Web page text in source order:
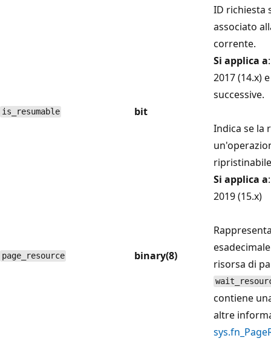
ID richiesta
associato
corrente.
is_resumable bit
Si applica a
2017 (14.x)
successive.
Indica se la
page_resource binary(8)
Si applica a
2019 (15.x)
risorsa di
contiene
altre